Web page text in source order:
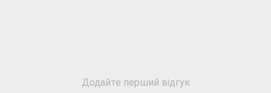
Додайте перший відгук